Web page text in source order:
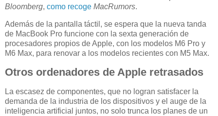
Bloomberg, como recoge MacRumors.
Además de la pantalla táctil, se espera que la nueva tanda
de MacBook Pro funcione con la sexta generación de
procesadores propios de Apple, con los modelos M6 Pro y
M6 Max, para renovar a los modelos recientes con M5 Max.
Otros ordenadores de Apple retrasados
La escasez de componentes, que no logran satisfacer la
demanda de la industria de los dispositivos y el auge de la
inteligencia artificial juntos, no solo trunca los planes de un